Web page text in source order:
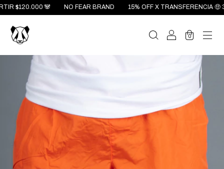
$120.000 🐼 NO FEAR BRAND 15% OFF X TRANSFERENCIA 🤑 3
0